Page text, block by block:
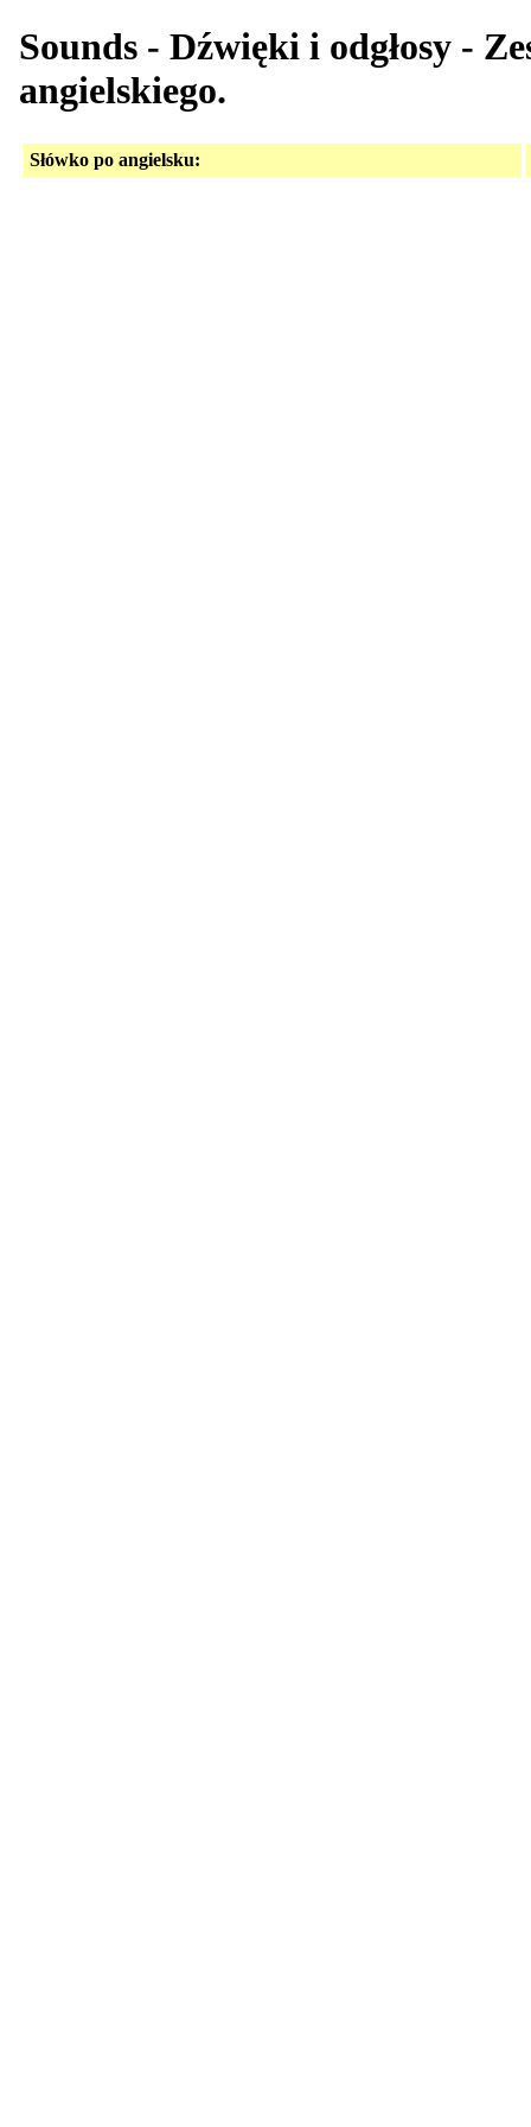
Sounds - Dźwięki i odgłosy -
angielskiego.
Słówko po angielsku: